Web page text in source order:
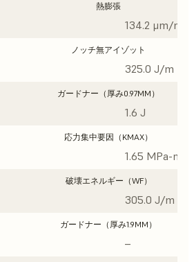
熱膨張
134.2 μm/m/
ノッチ無アイゾット
325.0 J/m
ガードナー（厚み0.97MM）
1.6 J
応力集中要因（KMAX）
1.65 MPa-m1/
破壊エネルギー（WF）
305.0 J/m
ガードナー（厚み1.9MM）
–